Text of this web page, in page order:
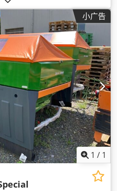
小广告
1 / 1